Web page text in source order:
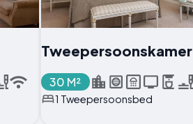
Tweepersoonskamer
30 M²
1 Tweepersoonsbed